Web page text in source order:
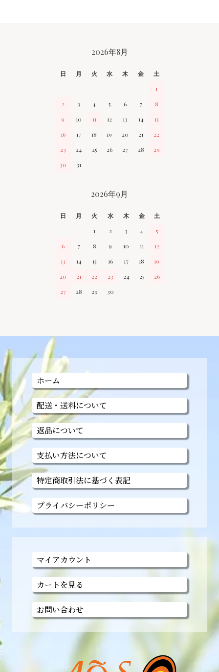
2026年8月
日 月 火 水 木 金
土
1
2
3 4 5 6 7
8
9
10 11 12 13 14
15
16
17 18 19 20 21
22
23
24 25 26 27 28
29
30
31
2026年9月
日 月 火 水 木 金
土
1
2 3 4
5
6
7 8 9 10 11
12
13
14 15 16 17 18
19
20
21 22 23 24 25
26
27
28 29 30
ホーム
配送・送料について
返品について
支払い方法について
特定商取引法に基づく表記
プライバシーポリシー
マイアカウント
カートを見る
お問い合わせ